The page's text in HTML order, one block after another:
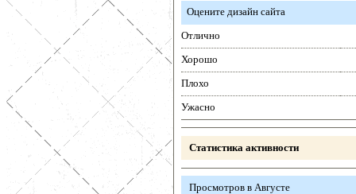
Оцените дизайн сайта
Отлично
Хорошо
Плохо
Ужасно
Статистика активности
Просмотров в Августе